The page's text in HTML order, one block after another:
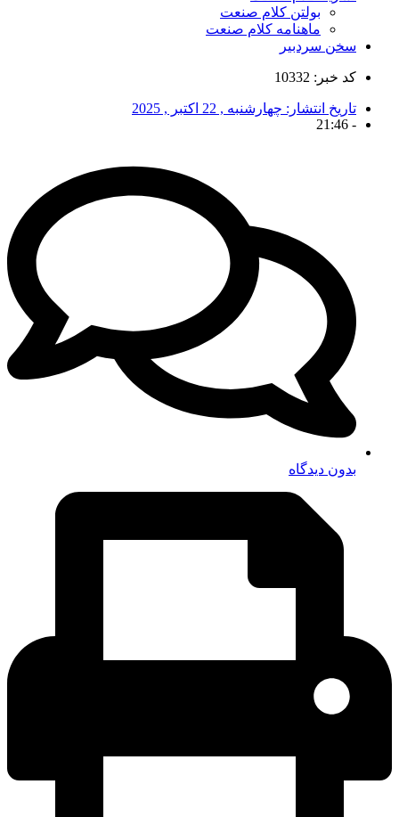
بولتن کلام صنعت
ماهنامه کلام صنعت
سخن سردبیر
کد خبر: 10332
تاریخ انتشار: چهارشنبه , 22 اکتبر , 2025
-
21:46
بدون دیدگاه